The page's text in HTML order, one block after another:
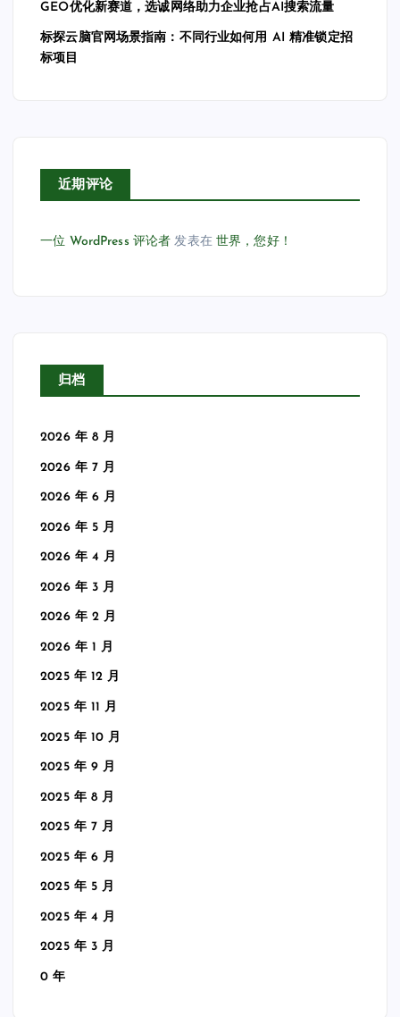
GEO优化新赛道，选诚网络助力企业抢占AI搜索流量
标探云脑官网场景指南：不同行业如何用 AI 精准锁定招
标项目
近期评论
一位 WordPress 评论者 发表在世界，您好！
归档
2026 年 8 月
2026 年 7 月
2026 年 6 月
2026 年 5 月
2026 年 4 月
2026 年 3 月
2026 年 2 月
2026 年 1 月
2025 年 12 月
2025 年 11 月
2025 年 10 月
2025 年 9 月
2025 年 8 月
2025 年 7 月
2025 年 6 月
2025 年 5 月
2025 年 4 月
2025 年 3 月
0 年